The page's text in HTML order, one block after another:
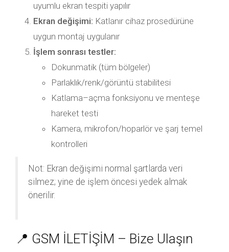
uyumlu ekran tespiti yapılır
Ekran değişimi: Katlanır cihaz prosedürüne
uygun montaj uygulanır
İşlem sonrası testler:
Dokunmatik (tüm bölgeler)
Parlaklık/renk/görüntü stabilitesi
Katlama–açma fonksiyonu ve menteşe
hareket testi
Kamera, mikrofon/hoparlör ve şarj temel
kontrolleri
Not: Ekran değişimi normal şartlarda veri
silmez; yine de işlem öncesi yedek almak
önerilir.
📍 GSM İLETİŞİM – Bize Ulaşın